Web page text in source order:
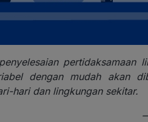
pertidaksamaan
dengan mudah akan
hari dan lingkungan sekitar.